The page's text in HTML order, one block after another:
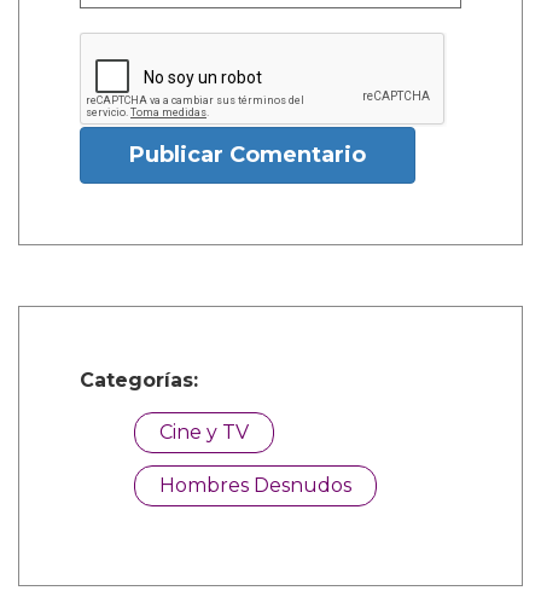
Publicar Comentario
Categorías:
Cine y TV
Hombres Desnudos